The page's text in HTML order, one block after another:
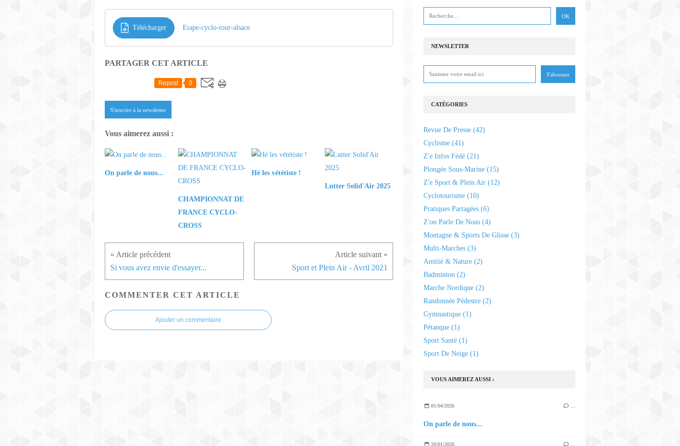
Télécharger Etape-cyclo-tour-alsace
PARTAGER CET ARTICLE
Repost 0
S'inscrire à la newsletter
Vous aimerez aussi :
On parle de nous...
CHAMPIONNAT DE
FRANCE CYCLO-
CROSS
Hé les vététiste !
Lutter Solid'Air 2025
Si vous avez envie d'essayer... Sport et Plein Air - Avril 2021
COMMENTER CET ARTICLE
Ajouter un commentaire
NEWSLETTER
VOUS AIMEREZ AUSSI :
01/04/2026
On parle de nous...
20/01/2026
CATÉGORIES
Revue De Presse (42)
Cyclisme (41)
Z'e Infos Fédé (21)
Plongée Sous-Marine (15)
Z'e Sport & Plein Air (12)
Cyclotourisme (10)
Pratiques Partagées (6)
Z'on Parle De Nous (4)
Montagne & Sports De Glisse (3)
Multi-Marches (3)
Amitié & Nature (2)
Badminton (2)
Marche Nordique (2)
Randonnée Pédestre (2)
Gymnastique (1)
Pétanque (1)
Sport Santé (1)
Sport De Neige (1)